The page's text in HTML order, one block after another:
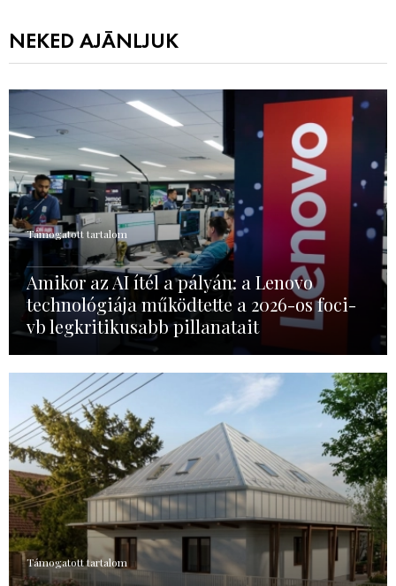
NEKED AJÁNLJUK
Támogatott tartalom
Amikor az AI ítél a pályán: a Lenovo
technológiája működtette a 2026-os foci-
vb legkritikusabb pillanatait
Támogatott tartalom